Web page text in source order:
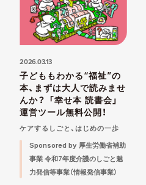
2026.03.13
子どももわかる“福祉”の
本、まずは大人で読みませ
んか？ 「幸せ本 読書会」
運営ツール無料公開！
ケアするしごと、はじめの一歩
Sponsored by 厚生労働省補助
事業 令和7年度介護のしごと魅
力発信等事業（情報発信事業）